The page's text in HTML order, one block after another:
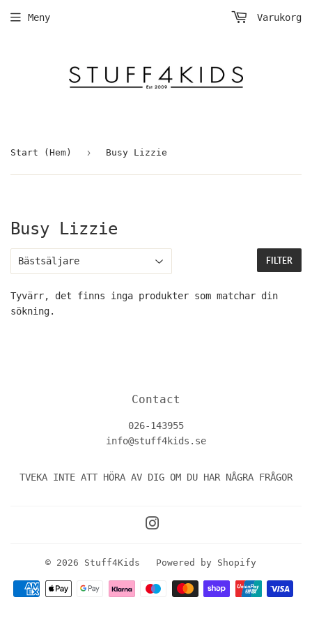
Meny Varukorg
Start (Hem) › Busy Lizzie
Busy Lizzie
FILTER
Tyvärr, det finns inga produkter som matchar din
sökning.
Contact
026-143955
info@stuff4kids.se
TVEKA INTE ATT HÖRA AV DIG OM DU HAR NÅGRA FRÅGOR
© 2026 Stuff4Kids Powered by Shopify
Betalningsikoner